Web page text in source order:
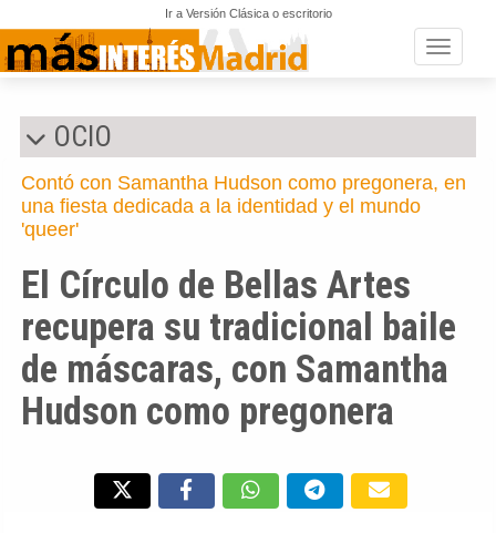
Ir a Versión Clásica o escritorio
Toggle
OCIO
Contó con Samantha Hudson como pregonera, en
una fiesta dedicada a la identidad y el mundo
'queer'
El Círculo de Bellas Artes
recupera su tradicional baile
de máscaras, con Samantha
Hudson como pregonera